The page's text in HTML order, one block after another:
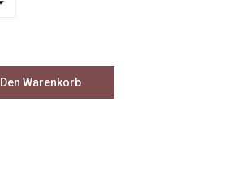
Den Warenkorb